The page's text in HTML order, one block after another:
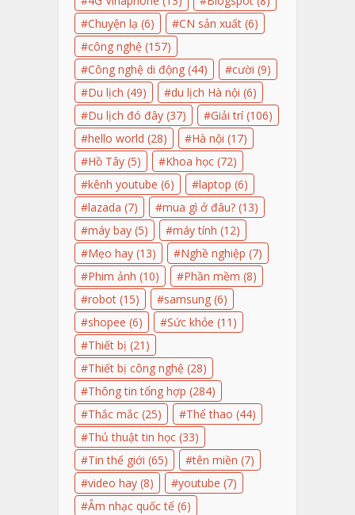
Chuyện lạ (6) CN sản xuất (6)
công nghệ (157)
Công nghệ di động (44) cười (9)
Du lịch (49) du lịch Hà nội (6)
Du lịch đó đây (37) Giải trí(106)
hello world (28) Hà nội (17)
Hồ Tây (5) Khoa học (72)
kênh youtube (6) laptop (6)
lazada (7) mua gì ở đâu? (13)
máy bay (5) máy tính (12)
Mẹo hay (13) Nghề nghiệp (7)
Phim ảnh (10) Phần mềm (8)
robot (15) samsung (6)
shopee (6) Sức khỏe (11)
Thiết bị (21)
Thiết bị công nghệ (28)
Thông tin tổng hợp (284)
Thắc mắc (25) Thể thao (44)
Thủ thuật tin học (33)
Tin thế giới (65) tên miền (7)
video hay (8) youtube (7)
Âm nhạc quốc tế (6)